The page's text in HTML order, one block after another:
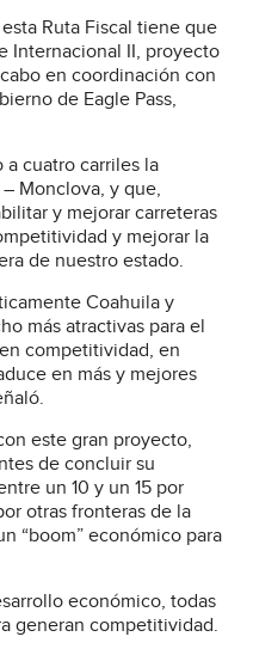
Ruta Fiscal tiene que
Internacional II, proyecto
en coordinación con
de Eagle Pass,
a cuatro carriles la
Monclova, y que,
y mejorar carreteras
y mejorar la
de nuestro estado.
Coahuila y
más atractivas para el
competitividad, en
en más y mejores
este gran proyecto,
de concluir su
un 10 y un 15 por
otras fronteras de la
“boom” económico para
económico, todas
generan competitividad.